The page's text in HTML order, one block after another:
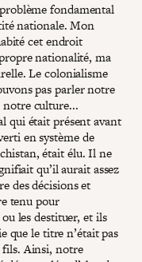
fondamental
nationale. Mon
cet endroit
nationalité, ma
Le colonialisme
pas parler notre
notre culture...
qui était présent avant
en système de
était élu. Il ne
qu’il aurait assez
des décisions et
tenu pour
les destituer, et ils
que le titre n’était pas
fils. Ainsi, notre